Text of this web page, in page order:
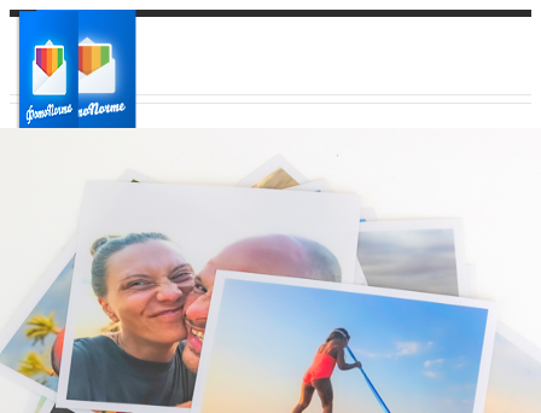
Ваш регион доставки
Выберите из списка: